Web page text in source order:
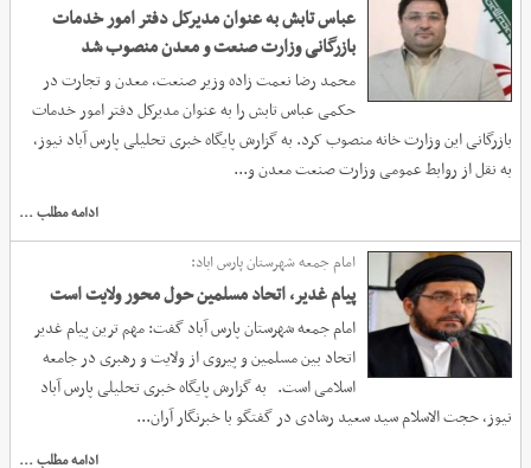
در حكمي از سوي وزیر صنعت، معدن و تجارت؛
عباس تابش به عنوان مدیرکل دفتر امور خدمات
بازرگانی وزارت صنعت و معدن منصوب شد
محمد رضا نعمت زاده وزیر صنعت، معدن و تجارت در
حکمی عباس تابش را به عنوان مدیرکل دفتر امور خدمات
بازرگانی این وزارت خانه منصوب کرد. به گزارش پایگاه خبری تحلیلی پارس آباد نیوز،
امام جمعه شهرستان پارس اباد:
پیام غدیر، اتحاد مسلمین حول محور ولایت است
امام جمعه شهرستان پارس آباد گفت: مهم ترین پیام غدیر
اتحاد بین مسلمین و پیروی از ولایت و رهبری در جامعه
اسلامی است. به گزارش پایگاه خبری تحلیلی پارس آباد